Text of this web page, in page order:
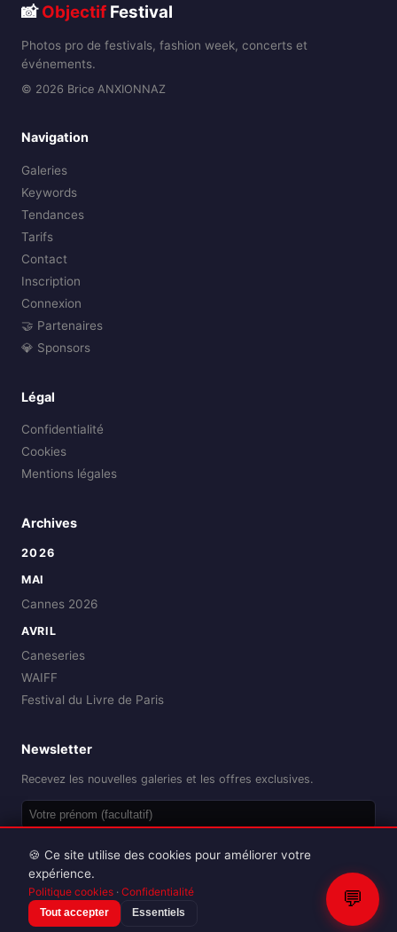
📸Objectif Festival
Photos pro de festivals, fashion week, concerts et
événements.
© 2026 Brice ANXIONNAZ
Navigation
Galeries
Keywords
Tendances
Tarifs
Contact
Inscription
Connexion
🤝 Partenaires
💎 Sponsors
Légal
Confidentialité
Cookies
Mentions légales
Archives
2026
MAI
Cannes 2026
AVRIL
Caneseries
WAIFF
Festival du Livre de Paris
Newsletter
Recevez les nouvelles galeries et les offres exclusives.
Reproduction interdite sans autorisation.
💬
🍪 Ce site utilise des cookies pour améliorer votre
expérience.
Politique cookies · Confidentialité
Tout accepter Essentiels